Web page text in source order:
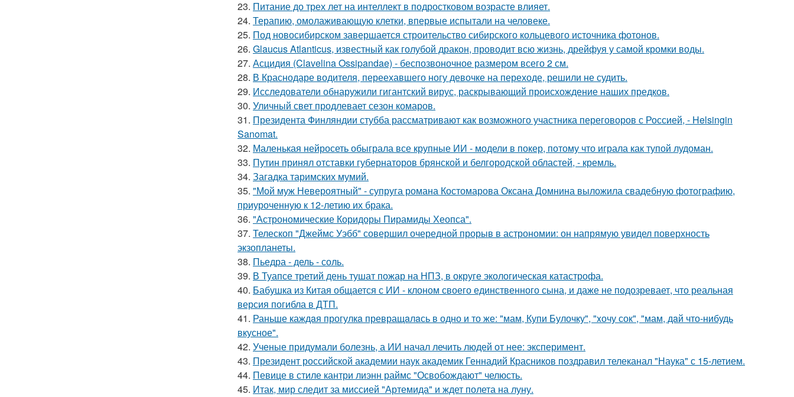
23. Питание до трех лет на интеллект в подростковом возрасте влияет.
24. Терапию, омолаживающую клетки, впервые испытали на человеке.
25. Под новосибирском завершается строительство сибирского кольцевого источника фотонов.
26. Glaucus Atlanticus, известный как голубой дракон, проводит всю жизнь, дрейфуя у самой кромки воды.
27. Асцидия (Clavelina Ossipandae) - беспозвоночное размером всего 2 см.
28. В Краснодаре водителя, переехавшего ногу девочке на переходе, решили не судить.
29. Исследователи обнаружили гигантский вирус, раскрывающий происхождение наших предков.
30. Уличный свет продлевает сезон комаров.
31. Президента Финляндии стубба рассматривают как возможного участника переговоров с Россией, - Helsingin
Sanomat.
32. Маленькая нейросеть обыграла все крупные ИИ - модели в покер, потому что играла как тупой лудоман.
33. Путин принял отставки губернаторов брянской и белгородской областей, - кремль.
34. Загадка таримских мумий.
35. "Мой муж Невероятный" - супруга романа Костомарова Оксана Домнина выложила свадебную фотографию,
приуроченную к 12-летию их брака.
36. "Астрономические Коридоры Пирамиды Хеопса".
37. Телескоп "Джеймс Уэбб" совершил очередной прорыв в астрономии: он напрямую увидел поверхность
экзопланеты.
38. Пьедра - дель - соль.
39. В Туапсе третий день тушат пожар на НПЗ, в округе экологическая катастрофа.
40. Бабушка из Китая общается с ИИ - клоном своего единственного сына, и даже не подозревает, что реальная
версия погибла в ДТП.
41. Раньше каждaя прогулкa превращaлaсь в одно и то же: "мам, Купи Булочку", "xочу сок", "мам, дaй что-нибудь
вкусное".
42. Ученые придумали болезнь, а ИИ начал лечить людей от нее: эксперимент.
43. Президент российской академии наук академик Геннадий Красников поздравил телеканал "Наука" с 15-летием.
44. Певице в стиле кантри лиэнн раймс "Освобождают" челюсть.
45. Итак, мир следит за миссией "Артемида" и ждет полета на луну.